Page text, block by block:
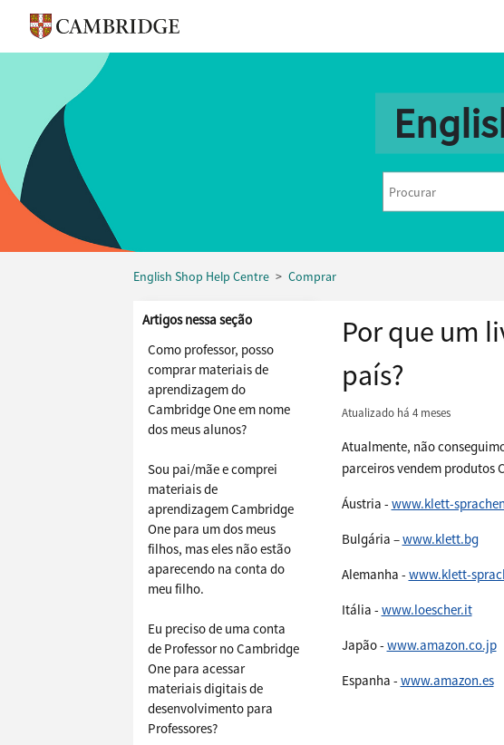
English Shop Help Centre Comprar
Artigos nessa seção
Como professor, posso
comprar materiais de
aprendizagem do
Cambridge One em nome
dos meus alunos?
Sou pai/mãe e comprei
materiais de
aprendizagem Cambridge
One para um dos meus
filhos, mas eles não estão
aparecendo na conta do
meu filho.
Eu preciso de uma conta
de Professor no Cambridge
One para acessar
materiais digitais de
desenvolvimento para
Professores?
Por que um
país?
Atualizado há 4 meses
Atualmente, não
parceiros vendem produtos
Áustria - www.klett-
Bulgária –www.klett.bg
Alemanha - www.klett-
Itália - www.loescher.it
Japão - www.amazon.co.jp
Espanha - www.amazon.es